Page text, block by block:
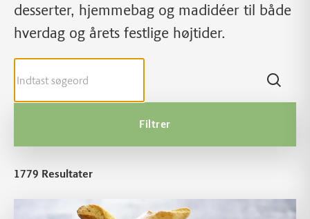
desserter, hjemmebag og madidéer til både
hverdag og årets festlige højtider.
Filtrer
1779 Resultater
Små pølsehorn - 32 stk